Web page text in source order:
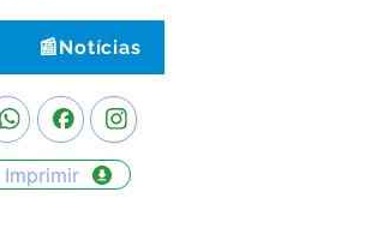
📰Notícias
Imprimir